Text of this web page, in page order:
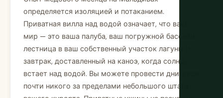
определяется изоляцией и потаканием.
Приватная вилла над водой означает, что ваш
мир — это ваша палуба, ваш погружной бассейн,
лестница в ваш собственный участок лагуны и
завтрак, доставленный на каноэ, когда солнце
встает над водой. Вы можете провести дни, видя
почти никого за пределами небольшого штата